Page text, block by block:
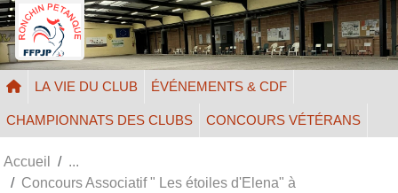
LA VIE DU CLUB ÉVÉNEMENTS & CDF
CHAMPIONNATS DES CLUBS CONCOURS VÉTÉRANS
Accueil
Concours Associatif " Les étoiles d'Elena" à
Panneau de gestion des cookies